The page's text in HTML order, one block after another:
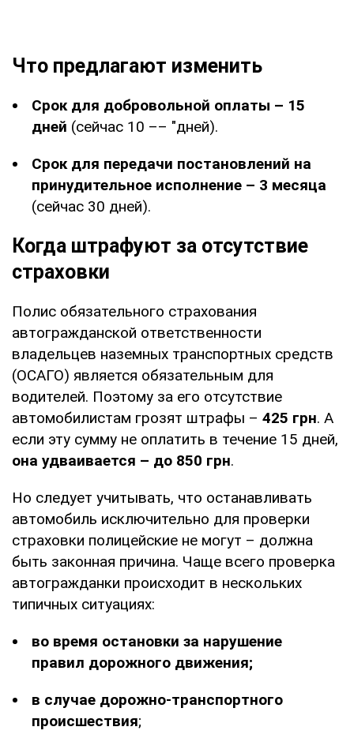
Что предлагают изменить
Срок для добровольной оплаты – 15
дней (сейчас 10 –– "дней).
Срок для передачи постановлений на
принудительное исполнение – 3 месяца
(сейчас 30 дней).
Когда штрафуют за отсутствие
страховки
Полис обязательного страхования
автогражданской ответственности
владельцев наземных транспортных средств
(ОСАГО) является обязательным для
водителей. Поэтому за его отсутствие
автомобилистам грозят штрафы – 425 грн. А
если эту сумму не оплатить в течение 15 дней,
она удваивается – до 850 грн.
Но следует учитывать, что останавливать
автомобиль исключительно для проверки
страховки полицейские не могут – должна
быть законная причина. Чаще всего проверка
автогражданки происходит в нескольких
типичных ситуациях:
во время остановки за нарушение
правил дорожного движения;
в случае дорожно-транспортного
происшествия;